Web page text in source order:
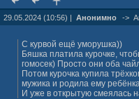
29.05.2024 (10:56) | Анонимно ->
С курвой ещё уморушка))
Бяшка платила курочке,
гомосек) Просто они оба
Потом курочка купила
мужика и родила ему
И уже в открытую смеялась